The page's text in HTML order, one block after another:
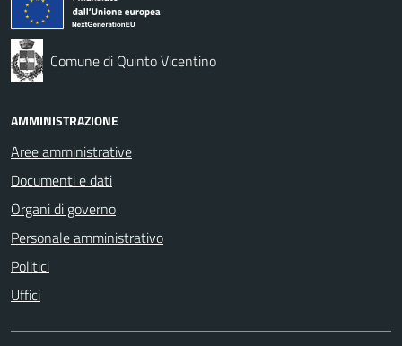
Comune di Quinto Vicentino
AMMINISTRAZIONE
Aree amministrative
Documenti e dati
Organi di governo
Personale amministrativo
Politici
Uffici